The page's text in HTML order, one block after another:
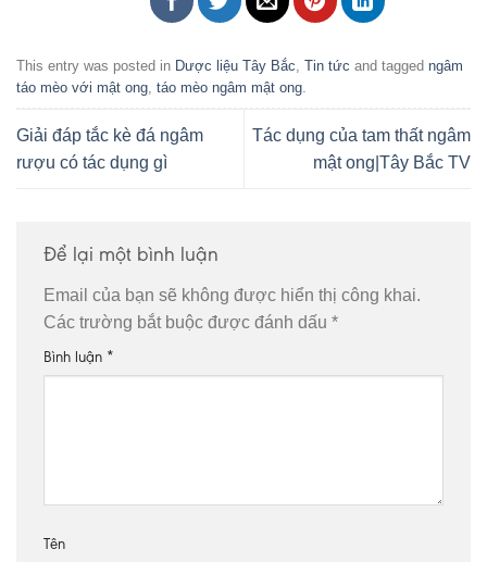
This entry was posted in Dược liệu Tây Bắc Tin tức and tagged ngâm
táo mèo với mật ong táo mèo ngâm mật ong
Giải đáp tắc kè đá ngâm
rượu có tác dụng gì
Tác dụng của tam thất ngâm
mật ong|Tây Bắc TV
Để lại một bình luận
Email của bạn sẽ không được hiển thị công khai.
Các trường bắt buộc được đánh dấu *
Bình luận *
Tên